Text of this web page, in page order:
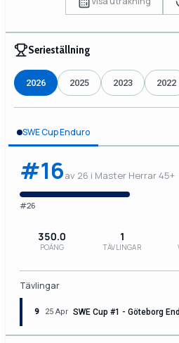
Serieställning
2026 2025 2023 2022
SWE Cup Enduro
#16av 26 i Master Herrar 45+
#26
350.0
POÄNG
1
TÄVLINGAR
Tävlingar
9 25 Apr SWE Cup #1 - Göteborg